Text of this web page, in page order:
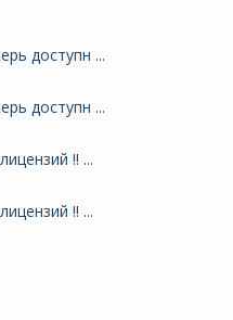
доступн ...
доступн ...
!! ...
!! ...